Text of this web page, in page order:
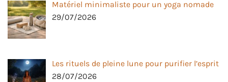
Matériel minimaliste pour un yoga nomade
29/07/2026
Les rituels de pleine lune pour purifier l’esprit
28/07/2026